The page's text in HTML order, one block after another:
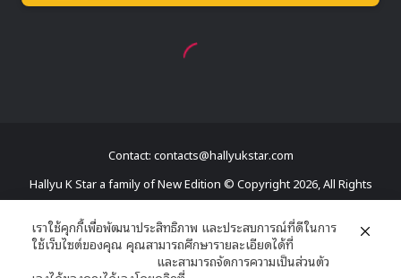
Contact: contacts@hallyukstar.com
Hallyu K Star a family of New Edition © Copyright 2026, All Rights
Facebook
X YouTube
RSS
Dailymotion
เราใช้คุกกี้เพื่อพัฒนาประสิทธิภาพ และประสบการณ์ที่ดีในการ
ใช้เว็บไซต์ของคุณ คุณสามารถศึกษารายละเอียดได้ที่
และสามารถจัดการความเป็นส่วนตัว